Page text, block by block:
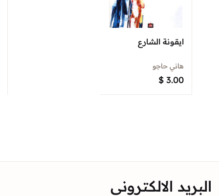
ايقونة الشارع
هاني حاجو
$ 3.00
البريد الالكتروني